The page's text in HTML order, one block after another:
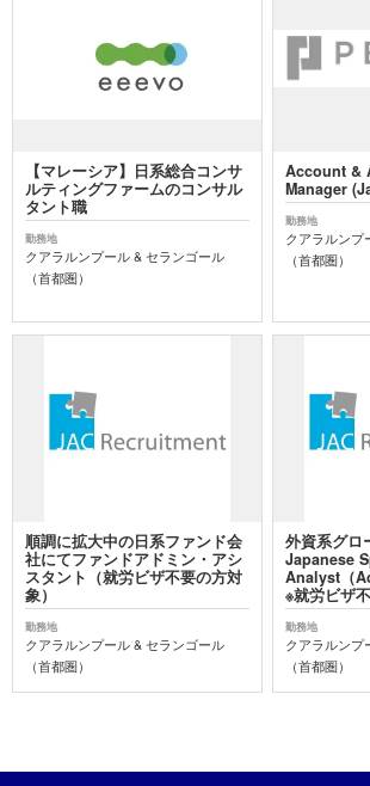
【マレーシア】日系総合コンサ
ルティングファームのコンサル
タント職
勤務地
クアラルンプール & セランゴール
（首都圏）
Account &
Manager
勤務地
クアラルンプ
（首都圏）
順調に拡大中の日系ファンド会
社にてファンドアドミン・アシ
スタント（就労ビザ不要の方対
象）
勤務地
クアラルンプール & セランゴール
（首都圏）
外資系グロ
Japanese
Analyst（
※就労ビザ
勤務地
クアラルンプ
（首都圏）